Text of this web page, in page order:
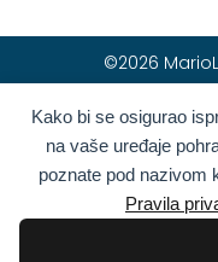
Kako bi se osigurao
na vaše uređaje
poznate pod nazivom
Pravila
©2026
Hrvatski(
Deutsch(
Română(